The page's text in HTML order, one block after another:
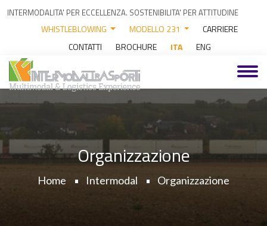
INTERMODALITA' PER ECCELLENZA. SOSTENIBILITA' PER ATTITUDINE
WHISTLEBLOWING MODELLO 231
CARRIERE
CONTATTI
BROCHURE ITA ENG
Organizzazione
Home Intermodal Organizzazione